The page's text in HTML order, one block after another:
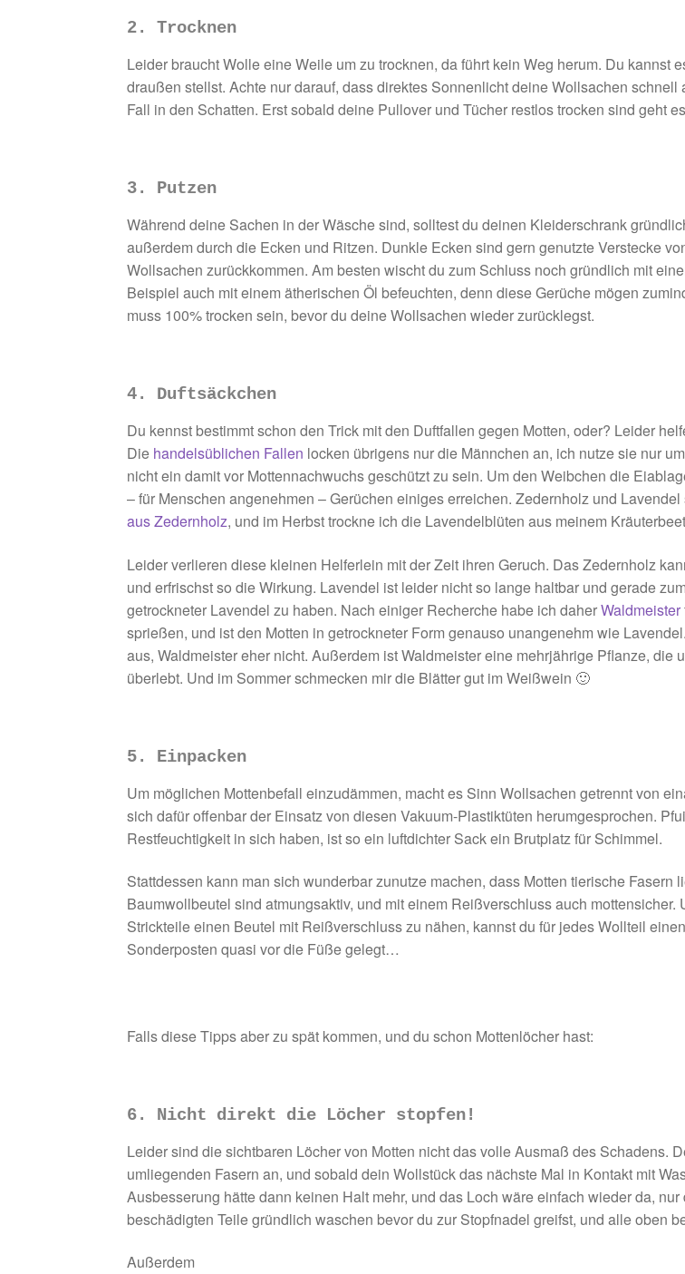
2. Trocknen
Leider braucht Wolle eine Weile um zu trocknen, da führt kein Weg herum. Du kannst
draußen stellst. Achte nur darauf, dass direktes Sonnenlicht deine Wollsachen
Fall in den Schatten. Erst sobald deine Pullover und Tücher restlos trocken sind geht
3. Putzen
Während deine Sachen in der Wäsche sind, solltest du deinen Kleiderschrank
außerdem durch die Ecken und Ritzen. Dunkle Ecken sind gern genutzte Verstecke
Wollsachen zurückkommen. Am besten wischt du zum Schluss noch gründlich mit
Beispiel auch mit einem ätherischen Öl befeuchten, denn diese Gerüche mögen
muss 100% trocken sein, bevor du deine Wollsachen wieder zurücklegst.
4. Duftsäckchen
Du kennst bestimmt schon den Trick mit den Duftfallen gegen Motten, oder? Leider
Die handelsüblichen Fallen locken übrigens nur die Männchen an, ich nutze sie nur
nicht ein damit vor Mottennachwuchs geschützt zu sein. Um den Weibchen die
– für Menschen angenehmen – Gerüchen einiges erreichen. Zedernholz und
aus Zedernholz, und im Herbst trockne ich die Lavendelblüten aus meinem
Leider verlieren diese kleinen Helferlein mit der Zeit ihren Geruch. Das Zedernholz
und erfrischst so die Wirkung. Lavendel ist leider nicht so lange haltbar und gerade
getrockneter Lavendel zu haben. Nach einiger Recherche habe ich daherWaldmeister
sprießen, und ist den Motten in getrockneter Form genauso unangenehm wie
aus, Waldmeister eher nicht. Außerdem ist Waldmeister eine mehrjährige Pflanze, die
überlebt. Und im Sommer schmecken mir die Blätter gut im Weißwein 🙂
5. Einpacken
Um möglichen Mottenbefall einzudämmen, macht es Sinn Wollsachen getrennt von
sich dafür offenbar der Einsatz von diesen Vakuum-Plastiktüten herumgesprochen.
Restfeuchtigkeit in sich haben, ist so ein luftdichter Sack ein Brutplatz für Schimmel.
Stattdessen kann man sich wunderbar zunutze machen, dass Motten tierische
Baumwollbeutel sind atmungsaktiv, und mit einem Reißverschluss auch
Strickteile einen Beutel mit Reißverschluss zu nähen, kannst du für jedes Wollteil
Sonderposten quasi vor die Füße gelegt…
Falls diese Tipps aber zu spät kommen, und du schon Mottenlöcher hast:
6. Nicht direkt die Löcher stopfen!
Leider sind die sichtbaren Löcher von Motten nicht das volle Ausmaß des Schadens.
umliegenden Fasern an, und sobald dein Wollstück das nächste Mal in Kontakt mit
Ausbesserung hätte dann keinen Halt mehr, und das Loch wäre einfach wieder da,
beschädigten Teile gründlich waschen bevor du zur Stopfnadel greifst, und alle oben
Außerdem